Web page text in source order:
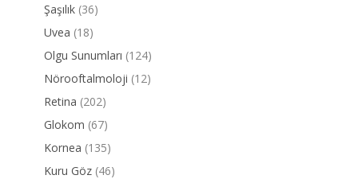
Şaşılık (36)
Uvea (18)
Olgu Sunumları (124)
Nörooftalmoloji (12)
Retina (202)
Glokom (67)
Kornea (135)
Kuru Göz (46)